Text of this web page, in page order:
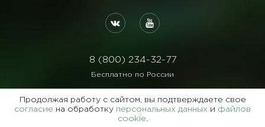
8 (800) 234-32-77
Бесплатно по России
Реквизиты:
ООО Агентство "Славянский Двор"
ИНН:7729122105 ОГРН:1027700102473
Продолжая работу с сайтом, вы подтверждаете свое
согласие на обработку персональных данных и файлов
cookie.